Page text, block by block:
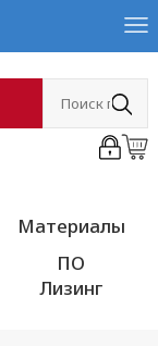
Материалы
ПО
Лизинг